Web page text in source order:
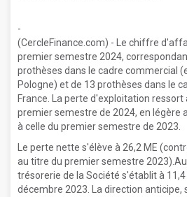
-
(CercleFinance.com) - Le chiffre
premier semestre 2024,
prothèses dans le cadre commercial
Pologne) et de 13 prothèses dans le
France. La perte d'exploitation ressort
premier semestre de 2024, en légère
à celle du premier semestre de 2023.
Le perte nette s'élève à 26,2 ME
au titre du premier semestre
trésorerie de la Société s'établit à 11,4
décembre 2023. La direction anticipe,